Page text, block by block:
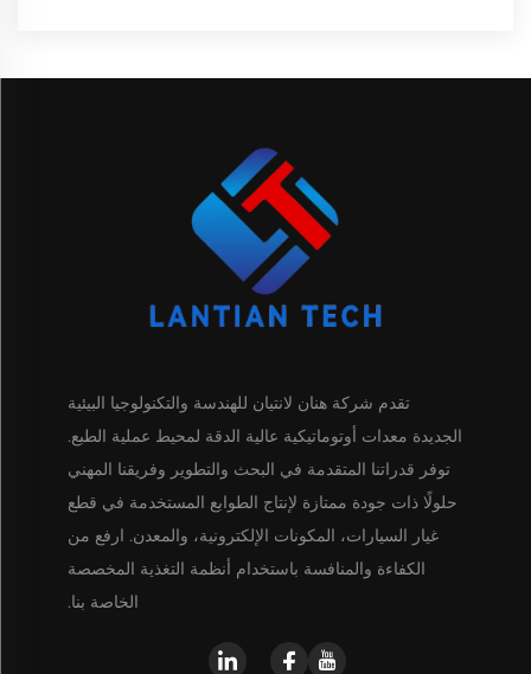
تقدم شركة هنان لانتيان للهندسة والتكنولوجيا البيئية
الجديدة معدات أوتوماتيكية عالية الدقة لمحيط عملية الطبع.
توفر قدراتنا المتقدمة في البحث والتطوير وفريقنا المهني
حلولًا ذات جودة ممتازة لإنتاج الطوابع المستخدمة في قطع
غيار السيارات، المكونات الإلكترونية، والمعدن. ارفع من
الكفاءة والمنافسة باستخدام أنظمة التغذية المخصصة
الخاصة بنا.